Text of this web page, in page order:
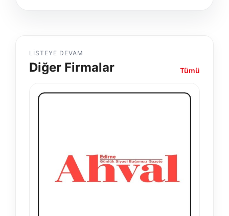
LISTEYE DEVAM
Diğer Firmalar Tümü